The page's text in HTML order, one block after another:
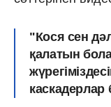
"Кося сен
қалатын